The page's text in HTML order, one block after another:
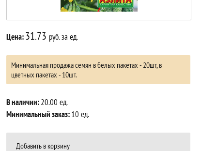
Цена:31.73 руб. за ед.
Минимальная продажа семян в белых пакетах - 20шт, в
цветных пакетах - 10шт.
В наличии:20.00 ед.
Минимальный заказ:10 ед.
Добавить в корзину